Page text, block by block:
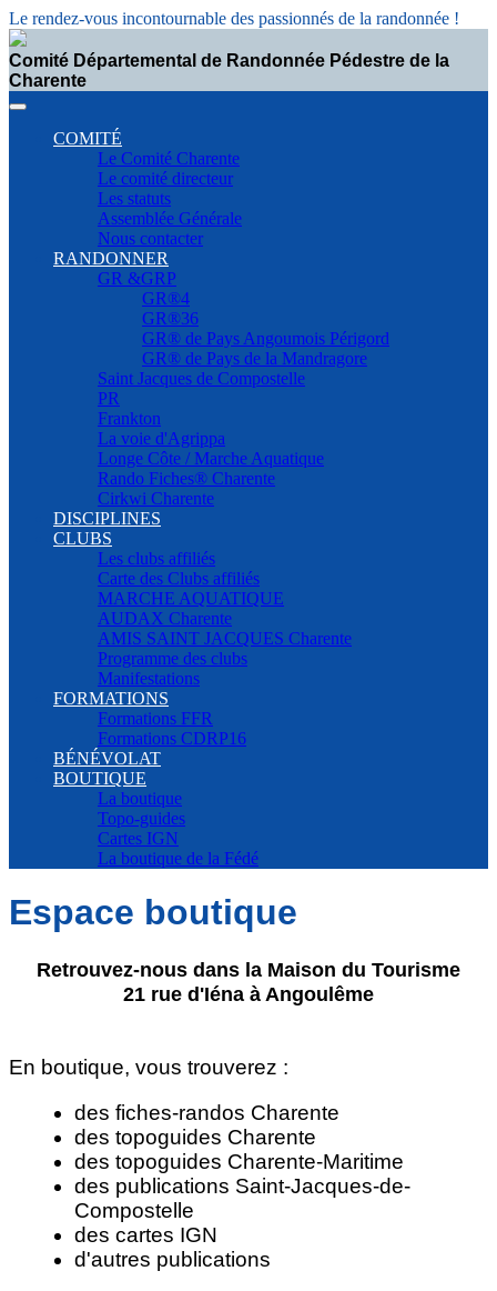
Le rendez-vous incontournable des passionnés de la randonnée !
Comité Départemental de Randonnée Pédestre de la
Charente
COMITÉ
Le Comité Charente
Le comité directeur
Les statuts
Assemblée Générale
Nous contacter
RANDONNER
GR &GRP
GR®4
GR®36
GR® de Pays Angoumois Périgord
GR® de Pays de la Mandragore
Saint Jacques de Compostelle
PR
Frankton
La voie d'Agrippa
Longe Côte / Marche Aquatique
Rando Fiches® Charente
Cirkwi Charente
DISCIPLINES
CLUBS
Les clubs affiliés
Carte des Clubs affiliés
MARCHE AQUATIQUE
AUDAX Charente
AMIS SAINT JACQUES Charente
Programme des clubs
Manifestations
FORMATIONS
Formations FFR
Formations CDRP16
BÉNÉVOLAT
BOUTIQUE
La boutique
Topo-guides
Cartes IGN
La boutique de la Fédé
Espace boutique
Retrouvez-nous dans la Maison du Tourisme
21 rue d'Iéna à Angoulême
En boutique, vous trouverez :
des fiches-randos Charente
des topoguides Charente
des topoguides Charente-Maritime
des publications Saint-Jacques-de-
Compostelle
des cartes IGN
d'autres publications